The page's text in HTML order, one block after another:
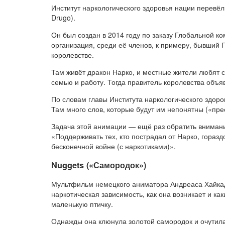
Институт наркологического здоровья нации
Drugo).
Он был создан в 2014 году по заказу Глобальной
организация, среди её членов, к примеру,
королевстве.
Там живёт дракон Нарко, и местные жители любят
семью и работу. Тогда правитель королевства
По словам главы Института наркологического
Там много слов, которые будут им непонятны
Задача этой анимации — ещё раз обратить
«Поддерживать тех, кто пострадал от Нарко,
бесконечной войне (с наркотиками)».
Nuggets («Самородок»)
Мультфильм немецкого аниматора Андреаса
наркотическая зависимость, как она возникает и
маленькую птичку.
Однажды она клюнула золотой самородок и